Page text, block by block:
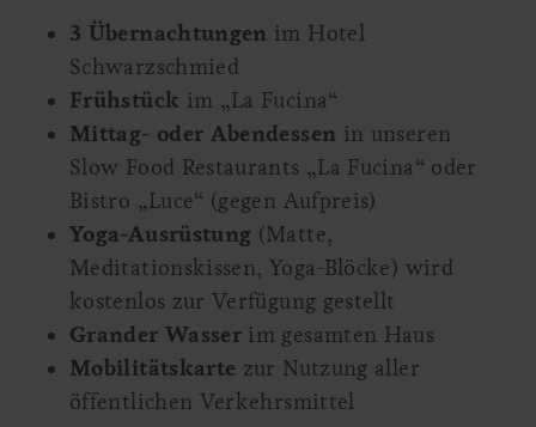
3 Übernachtungen im Hotel
Schwarzschmied
Frühstück im „La Fucina“
Mittag- oder Abendessen in unseren
Slow Food Restaurants „La Fucina“ oder
Bistro „Luce“ (gegen Aufpreis)
Yoga-Ausrüstung (Matte,
Meditationskissen, Yoga-Blöcke) wird
kostenlos zur Verfügung gestellt
Grander Wasser im gesamten Haus
Mobilitätskarte zur Nutzung aller
öffentlichen Verkehrsmittel